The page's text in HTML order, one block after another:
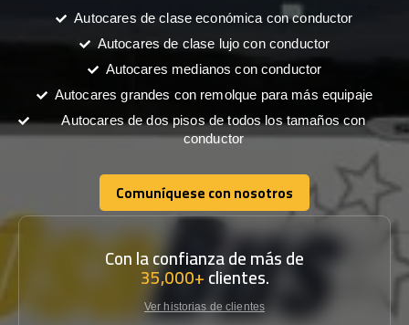
Autocares de clase económica con conductor
Autocares de clase lujo con conductor
Autocares medianos con conductor
Autocares grandes con remolque para más equipaje
Autocares de dos pisos de todos los tamaños con
conductor
Comuníquese con nosotros
Comuníquese con nosotros
Con la confianza de más de
35,000+clientes.
Ver historias de clientes